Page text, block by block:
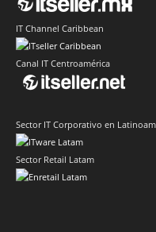
IT Channel Caribbean
Canal IT Centroamérica
Sector IT Corporativo en
Sector Retail Latam